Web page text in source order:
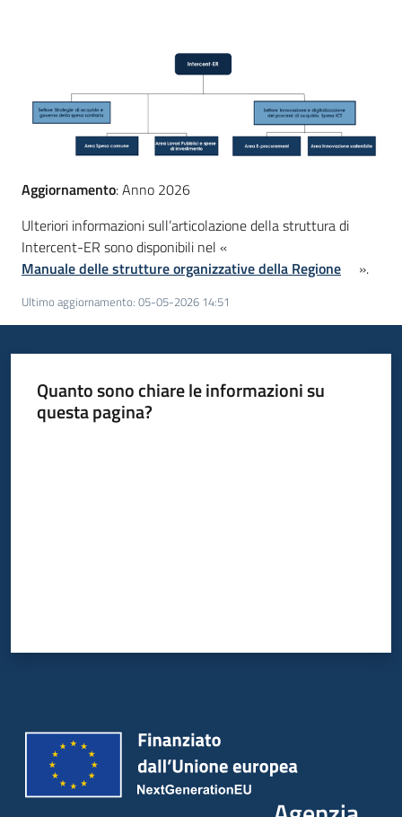
Supporto
telematiche
English
site
Seguici
Aggiornamento: Anno 2026
Ulteriori informazioni sull’articolazione della struttura di
Intercent-ER sono disponibili nel «
Manuale delle strutture organizzative della Regione
».
Ultimo aggiornamento: 05-05-2026 14:51
Quanto sono chiare le informazioni su
questa pagina?